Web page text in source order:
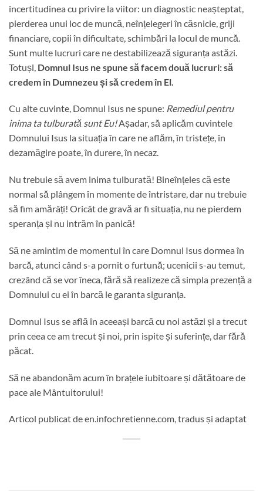
incertitudinea cu privire la viitor: un diagnostic neașteptat,
pierderea unui loc de muncă, neînțelegeri în căsnicie, griji
financiare, copii în dificultate, schimbări la locul de muncă.
Sunt multe lucruri care ne destabilizează siguranța astăzi.
Totuși, Domnul Isus ne spune să facem două lucruri: să
credem în Dumnezeu și să credem în El.
Cu alte cuvinte, Domnul Isus ne spune: Remediul pentru
inima ta tulburată sunt Eu!Așadar, să aplicăm cuvintele
Domnului Isus la situația în care ne aflăm, în tristețe, în
dezamăgire poate, în durere, în necaz.
Nu trebuie să avem inima tulburată! Bineînțeles că este
normal să plângem în momente de întristare, dar nu trebuie
să fim amărâți! Oricât de gravă ar fi situația, nu ne pierdem
speranța și nu intrăm în panică!
Să ne amintim de momentul în care Domnul Isus dormea în
barcă, atunci când s-a pornit o furtună; ucenicii s-au temut,
crezând că se vor îneca, fără să realizeze că simpla prezență a
Domnului cu ei în barcă le garanta siguranța.
Domnul Isus se află în aceeași barcă cu noi astăzi și a trecut
prin ceea ce am trecut și noi, prin ispite și suferințe, dar fără
păcat.
Să ne abandonăm acum în brațele iubitoare și dătătoare de
pace ale Mântuitorului!
Articol publicat de en.infochretienne.com, tradus și adaptat